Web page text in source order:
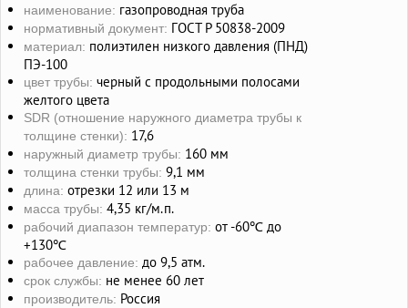
наименование: газопроводная труба
нормативный документ: ГОСТ Р 50838-2009
материал: полиэтилен низкого давления (ПНД)
ПЭ-100
цвет трубы: черный с продольными полосами
желтого цвета
SDR (отношение наружного диаметра трубы к
толщине стенки): 17,6
наружный диаметр трубы: 160 мм
толщина стенки трубы: 9,1 мм
длина: отрезки 12 или 13 м
масса трубы: 4,35 кг/м.п.
рабочий диапазон температур: от -60℃ до
+130℃
рабочее давление: до 9,5 атм.
срок службы: не менее 60 лет
производитель: Россия